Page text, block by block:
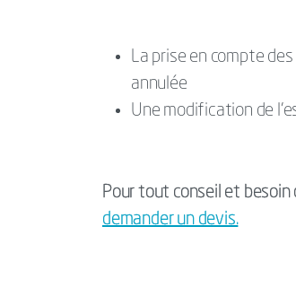
La prise en compte
annulée
Une modification de
Pour tout conseil et besoin
demander un devis.